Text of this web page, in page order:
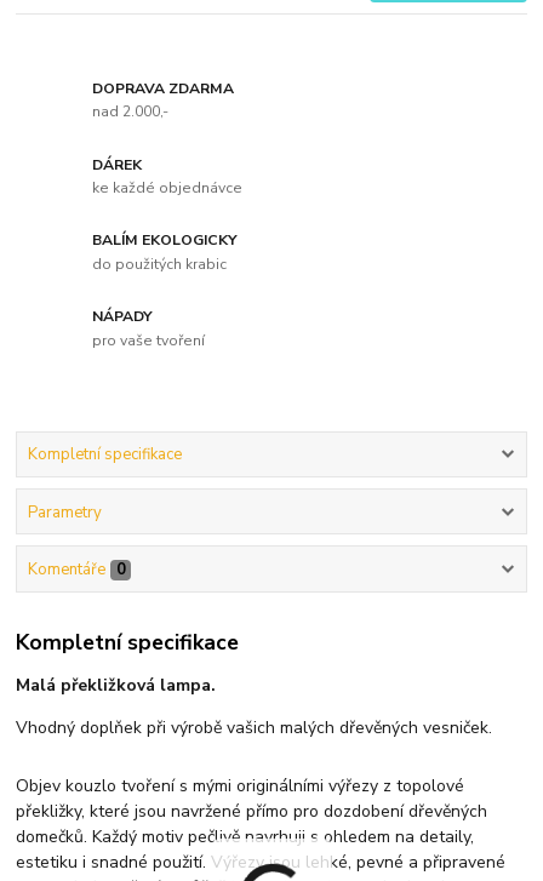
DOPRAVA ZDARMA
nad 2.000,-
DÁREK
ke každé objednávce
BALÍM EKOLOGICKY
do použitých krabic
NÁPADY
pro vaše tvoření
Kompletní specifikace
Parametry
Komentáře 0
Kompletní specifikace
Malá překližková lampa.
Vhodný doplňek při výrobě vašich malých dřevěných vesniček.
Objev kouzlo tvoření s mými originálními výřezy z topolové
překližky, které jsou navržené přímo pro dozdobení dřevěných
domečků. Každý motiv pečlivě navrhuji s ohledem na detaily,
estetiku i snadné použití. Výřezy jsou lehké, pevné a připravené